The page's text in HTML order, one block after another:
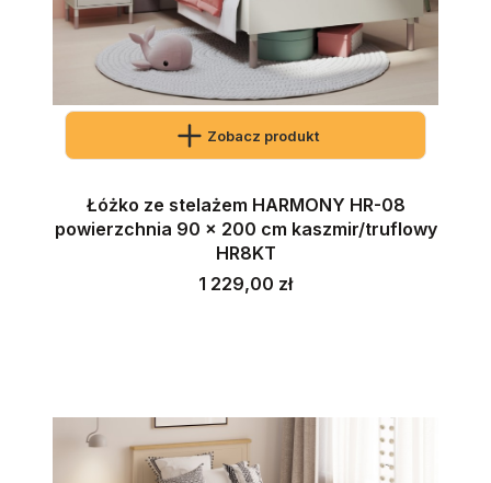
Zobacz produkt
Łóżko ze stelażem HARMONY HR-08
powierzchnia 90 x 200 cm kaszmir/truflowy
HR8KT
Cena
1 229,00 zł